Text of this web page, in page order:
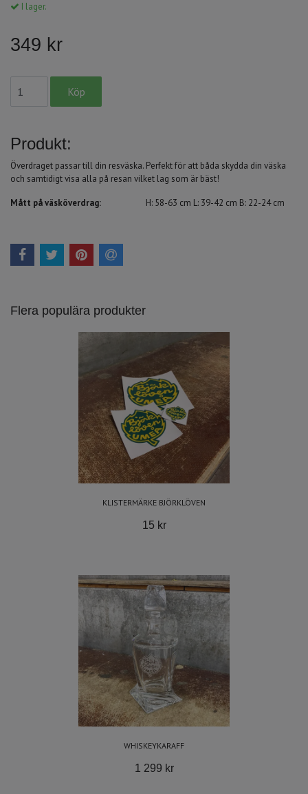
I lager.
349 kr
Produkt:
Överdraget passar till din resväska. Perfekt för att båda skydda din väska
och samtidigt visa alla på resan vilket lag som är bäst!
Mått på väsköverdrag: H: 58-63 cm L: 39-42 cm B: 22-24 cm
Flera populära produkter
KLISTERMÄRKE BJÖRKLÖVEN
15 kr
WHISKEYKARAFF
1 299 kr